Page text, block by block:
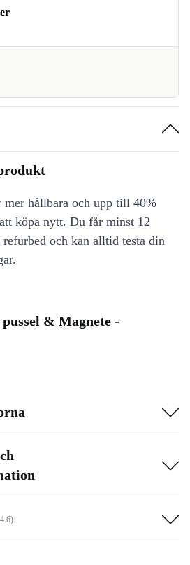
mer hållbara och upp till 40%
köpa nytt. Du får minst 12
refurbed och kan alltid testa din
& Magnete -